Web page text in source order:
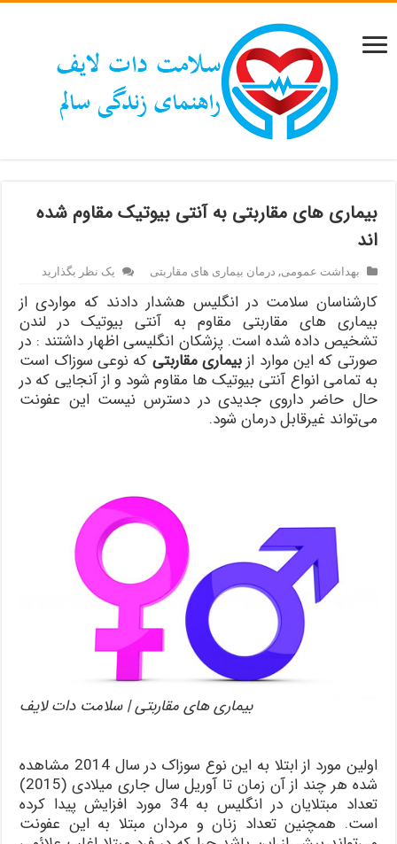
بیماری های مقاربتی به آنتی بیوتیک مقاوم شده
اند
بهداشت عمومی, درمان بیماری های مقاربتی یک نظر بگذارید
کارشناسان سلامت در انگلیس هشدار دادند که مواردی از
بیماری های مقاربتی مقاوم به آنتی بیوتیک در لندن
تشخیص داده شده‌ است. پزشکان انگلیسی اظهار داشتند : در
صورتی که این موارد ازبیماری مقاربتی که نوعی سوزاک است
به تمامی انواع آنتی بیوتیک ها مقاوم شود و از آنجایی که در
حال حاضر داروی جدیدی در دسترس نیست این عفونت
می‌تواند غیرقابل درمان شود.
بیماری های مقاربتی | سلامت دات لایف
اولین مورد از ابتلا به این نوع سوزاک در سال 2014 مشاهده
شده هر چند از آن زمان تا آوریل سال جاری میلادی (2015)
تعداد مبتلایان در انگلیس به 34 مورد افزایش پیدا کرده‌
است. همچنین تعداد زنان و مردان مبتلا به این عفونت